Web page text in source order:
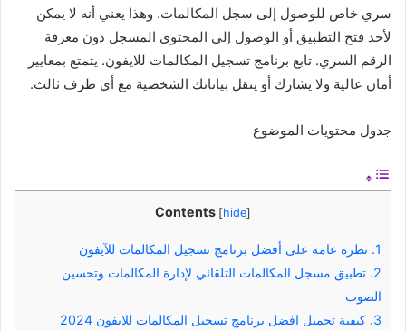
سري خاص للوصول إلى سجل المكالمات. وهذا يعني أنه لا يمكن
لأحد فتح التطبيق أو الوصول إلى المحتوى المسجل دون معرفة
الرقم السري. تابع برنامج تسجيل المكالمات للايفون. يتمتع بمعايير
أمان عالية ولا يشارك أو ينقل بياناتك الشخصية مع أي طرف ثالث.
جدول محتويات الموضوع
Contents [hide]
1. نظرة عامة على أفضل برنامج تسجيل المكالمات للآيفون
2. تطبيق مسجل المكالمات التلقائي لإدارة المكالمات وتحسين
الصوت
3. كيفية تحميل افضل برنامج تسجيل المكالمات للايفون 2024